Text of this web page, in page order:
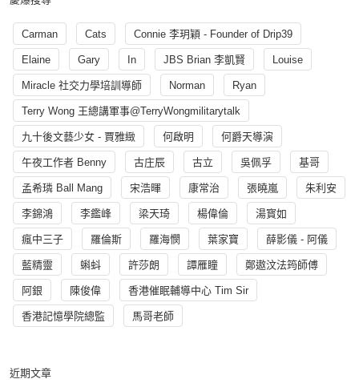
Carman Cats Connie 李玥穎 - Founder of Drip39
Elaine Gary In JBS Brian 李凱賢 Louise
Miracle 社交力學培訓導師 Norman Ryan
Terry Wong 王總講軍事@TerryWongmilitarytalk
九十後文藝少女 - 賈雅緻 何啟明 何爵天導演
午夜工作者 Benny 古庄辰 古立 吳佩孚 基哥
孟希璘 Ball Mang 宋浩暉 康常治 張曉嵐 朱利安
李錦鴻 李鑑峰 梁天琦 楊偉倫 湯寳如
瘋中三子 羅倫斯 羅海憫 葉家寶 薛影儀 - 阿儀
藍精靈 蝌蚪 許莎朗 譚雁瞳 鄭遨汶法筠師傅
阿銀 陳俊偉 香港催眠輔導中心 Tim Sir
香港記憶學院總監 馬哥老師
近期文章